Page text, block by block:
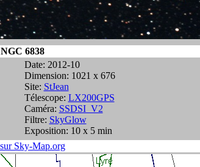
NGC 6838
Date: 2012-10
Dimension: 1021 x 676
Site: StJean
Télescope: LX200GPS
Caméra: SSDSI_V2
Filtre: SkyGlow
Exposition: 10 x 5 min
Sky-Map.org